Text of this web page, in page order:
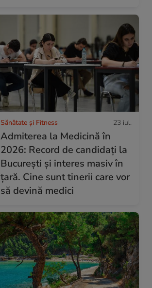
Sănătate și Fitness 23 iul.
Admiterea la Medicină în
2026: Record de candidați la
București și interes masiv în
țară. Cine sunt tinerii care vor
să devină medici